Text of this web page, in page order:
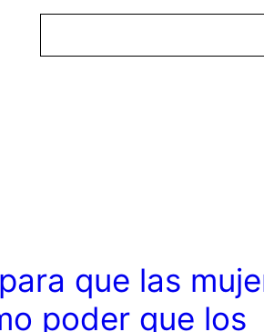
que las
poder que los